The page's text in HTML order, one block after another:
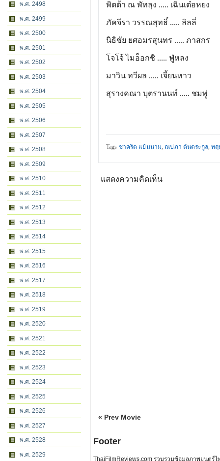
พ.ศ. 2498
พ.ศ. 2499
พ.ศ. 2500
พ.ศ. 2501
พ.ศ. 2502
พ.ศ. 2503
พ.ศ. 2504
พ.ศ. 2505
พ.ศ. 2506
พ.ศ. 2507
พ.ศ. 2508
พ.ศ. 2509
พ.ศ. 2510
พ.ศ. 2511
พ.ศ. 2512
พ.ศ. 2513
พ.ศ. 2514
พ.ศ. 2515
พ.ศ. 2516
พ.ศ. 2517
พ.ศ. 2518
พ.ศ. 2519
พ.ศ. 2520
พ.ศ. 2521
พ.ศ. 2522
พ.ศ. 2523
พ.ศ. 2524
พ.ศ. 2525
พ.ศ. 2526
พ.ศ. 2527
พ.ศ. 2528
พ.ศ. 2529
พิตต้า ณ พัทลุง ..... เฉินเต๋อหยง
ภัคจีรา วรรณสุทธิ์ ..... ลิลลี่
นิธิชัย ยศอมรสุนทร ..... ภาสกร
โจโจ้ ไมอ็อกชิ ..... ฟู่หลง
มาวิน ทวีผล ..... เจี้ยนหาว
สุรางคณา บุตรานนท์ ..... ชมพู่
Tags ชาคริต แย้มนาม, ณปภา ตันตระกูล,ทฤ
แสดงความคิดเห็น
« Prev Movie
Footer
ThaiFilmReviews.com รวบรวมข้อมูลภาพยนตร์